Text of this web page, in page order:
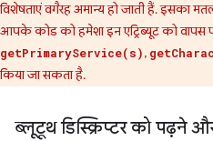
विशेषताएं वगैरह अमान्य हो जाती हैं. इसका
आपके कोड को हमेशा इन एट्रिब्यूट को वापस
getPrimaryService(s),
किया जा सकता है.
ब्लूटूथ डिस्क्रिप्टर को पढ़ने